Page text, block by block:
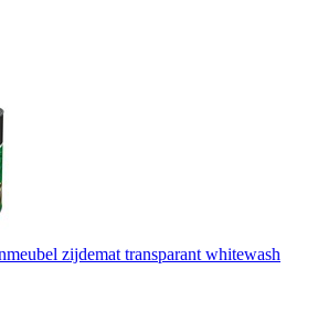
zijdemat transparant whitewash